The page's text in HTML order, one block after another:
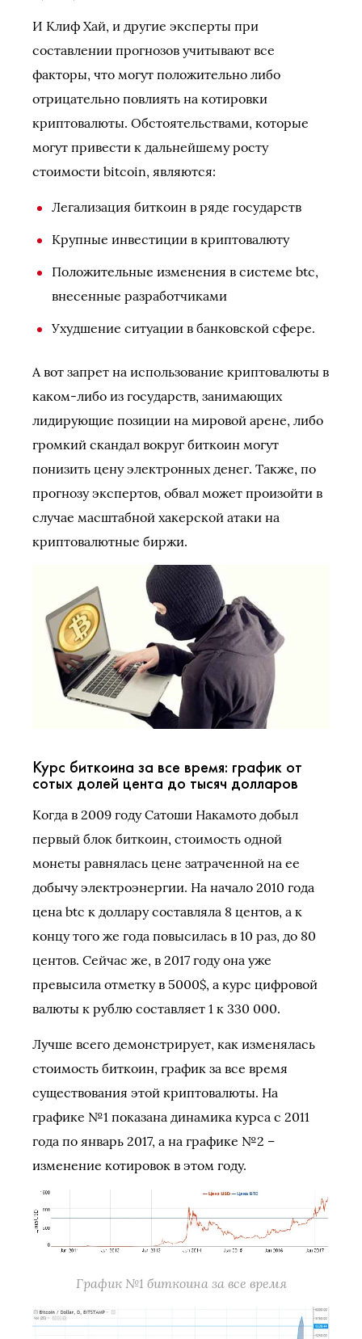
И Клиф Хай, и другие эксперты при
составлении прогнозов учитывают все
факторы, что могут положительно либо
отрицательно повлиять на котировки
криптовалюты. Обстоятельствами, которые
могут привести к дальнейшему росту
стоимости bitcoin, являются:
Легализация биткоин в ряде государств
Крупные инвестиции в криптовалюту
Положительные изменения в системе btc,
внесенные разработчиками
Ухудшение ситуации в банковской сфере.
А вот запрет на использование криптовалюты в
каком-либо из государств, занимающих
лидирующие позиции на мировой арене, либо
громкий скандал вокруг биткоин могут
понизить цену электронных денег. Также, по
прогнозу экспертов, обвал может произойти в
случае масштабной хакерской атаки на
криптовалютные биржи.
Курс биткоина за все время: график от
сотых долей цента до тысяч долларов
Когда в 2009 году Сатоши Накамото добыл
первый блок биткоин, стоимость одной
монеты равнялась цене затраченной на ее
добычу электроэнергии. На начало 2010 года
цена btc к доллару составляла 8 центов, а к
концу того же года повысилась в 10 раз, до 80
центов. Сейчас же, в 2017 году она уже
превысила отметку в 5000$, а курс цифровой
валюты к рублю составляет 1 к 330 000.
Лучше всего демонстрирует, как изменялась
стоимость биткоин, график за все время
существования этой криптовалюты. На
графике №1 показана динамика курса с 2011
года по январь 2017, а на графике №2 –
изменение котировок в этом году.
График №1 биткоина за все время